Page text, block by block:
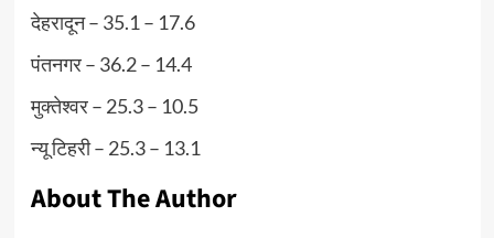
देहरादून – 35.1 – 17.6
पंतनगर – 36.2 – 14.4
मुक्तेश्वर – 25.3 – 10.5
न्यू टिहरी – 25.3 – 13.1
About The Author